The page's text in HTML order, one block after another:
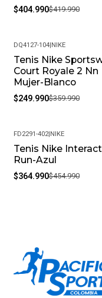
$404.990$419.990
-31%
DQ4127-104|NIKE
Tenis Nike
Court Royale 2 Nn
Mujer-Blanco
$249.990$359.990
-20%
FD2291-402|NIKE
Tenis Nike Interact
Run-Azul
$364.990$454.990